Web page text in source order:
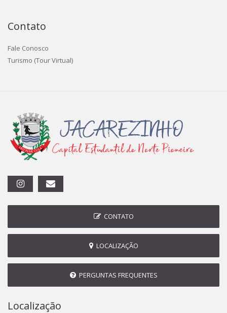
Contato
Fale Conosco
Turismo (Tour Virtual)
CONTATO
LOCALIZAÇÃO
PERGUNTAS FREQUENTES
Localização